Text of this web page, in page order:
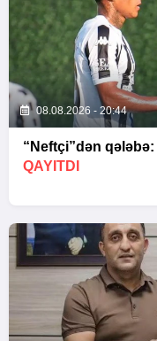
08.08.2026 - 20:44
“Neftçi”dən qələbə:
QAYITDI